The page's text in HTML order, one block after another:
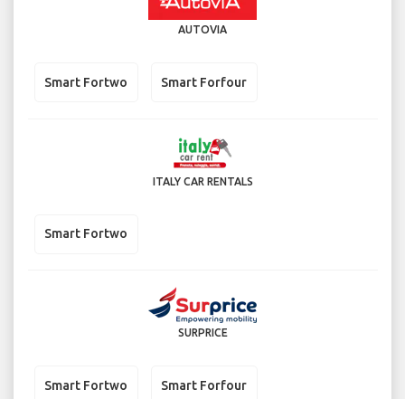
AUTOVIA
Smart Fortwo Smart Forfour
ITALY CAR RENTALS
Smart Fortwo
SURPRICE
Smart Fortwo Smart Forfour